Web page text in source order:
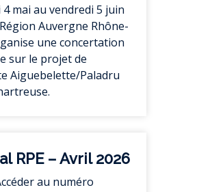
mai au vendredi 5 juin
Auvergne Rhône-
une concertation
sur le projet de
Aiguebelette/Paladru
RPE – Avril 2026
au numéro